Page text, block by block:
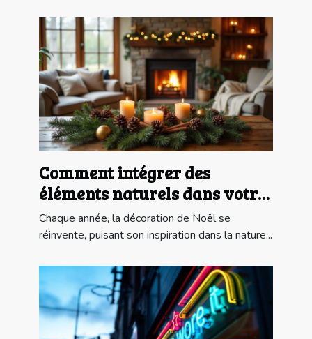
Comment intégrer des
éléments naturels dans votre
déco de Noël ?
Chaque année, la décoration de Noël se
réinvente, puisant son inspiration dans la nature...